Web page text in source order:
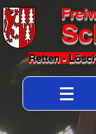
Retten -